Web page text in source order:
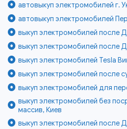
автовыкуп электромобилей г.
автовыкуп электромобилей
выкуп электромобилей после
выкуп электромобилей после
выкуп электромобилей Tesla
выкуп электромобилей после
выкуп электромобилей для
выкуп электромобилей без
массив, Киев
выкуп электромобилей после